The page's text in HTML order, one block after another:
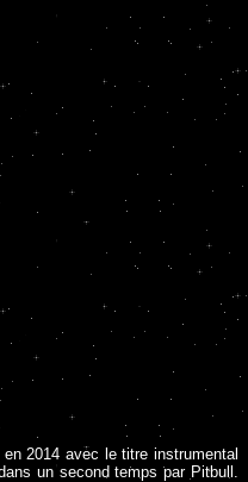
2014 avec le titre instrumental
un second temps par Pitbull.